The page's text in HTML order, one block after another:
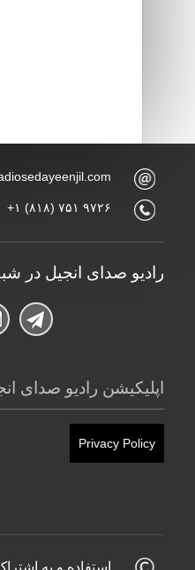
+۱ (۸۱۸) ۷۵۱ ۹۷۲۶
رادیو صدای انجیل در
اپلیکیشن رادیو صدای
Privacy Policy
استفاده و به